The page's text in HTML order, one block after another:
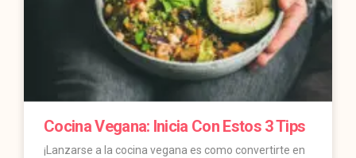
Cocina Vegana: Inicia Con Estos 3 Tips
¡Lanzarse a la cocina vegana es como convertirte en